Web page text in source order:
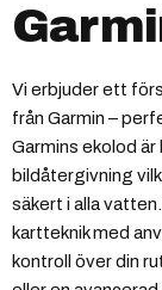
Vi erbjuder ett
från Garmin –
Garmins ekolod
bildåtergivning
säkert i alla
kartteknik med
kontroll över din